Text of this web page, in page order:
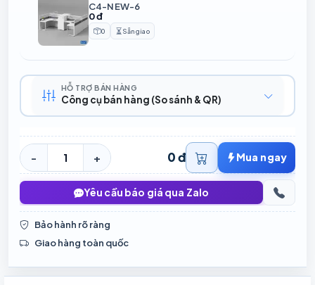
C4-NEW-6
0 đ
Sản phẩm
0 Thời gian chuẩn bị
Sẵn giao
HỖ TRỢ BÁN HÀNG
Công cụ bán hàng (So sánh & QR)
- + 0 đ Mua ngay
Yêu cầu báo giá qua Zalo
Bảo hành rõ ràng
Giao hàng toàn quốc